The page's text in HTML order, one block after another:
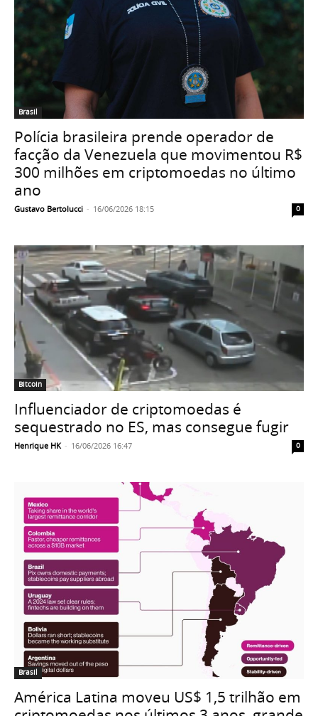
Brasil
Polícia brasileira prende operador de
facção da Venezuela que movimentou R$
300 milhões em criptomoedas no último
ano
Gustavo Bertolucci - 16/06/2026 18:15 0
Bitcoin
Influenciador de criptomoedas é
sequestrado no ES, mas consegue fugir
Henrique HK - 16/06/2026 16:47 0
Brasil
América Latina moveu US$ 1,5 trilhão em